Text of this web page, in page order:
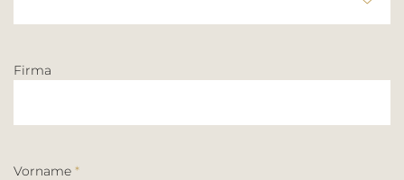
Firma
Vorname *